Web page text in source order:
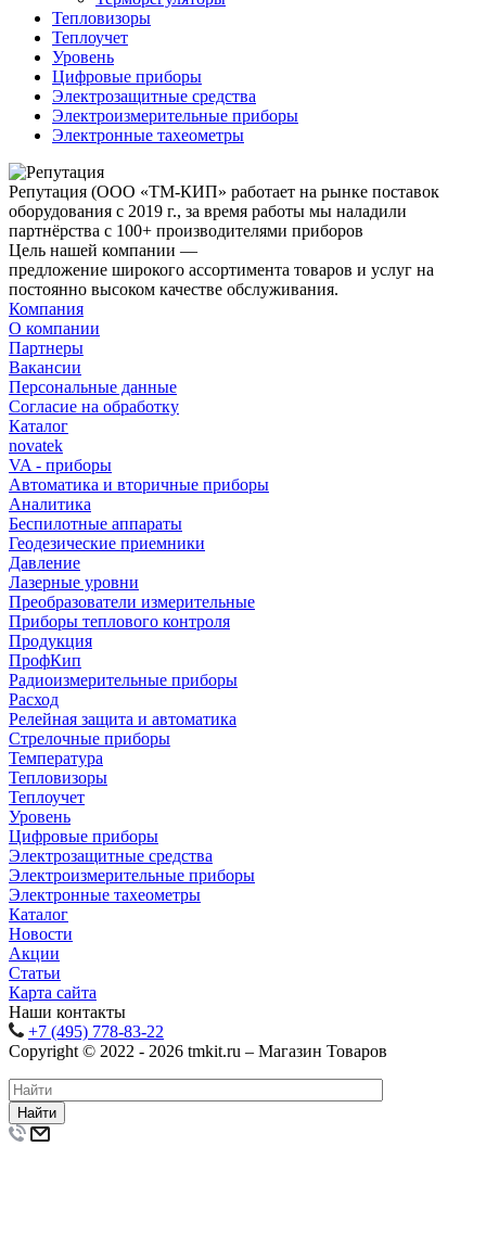
Тепловизоры
Теплоучет
Уровень
Цифровые приборы
Электрозащитные средства
Электроизмерительные приборы
Электронные тахеометры
Репутация (ООО «ТМ-КИП» работает на рынке поставок
оборудования с 2019 г., за время работы мы наладили
партнёрства с 100+ производителями приборов
Цель нашей компании —
предложение широкого ассортимента товаров и услуг на
постоянно высоком качестве обслуживания.
Компания
О компании
Партнеры
Вакансии
Персональные данные
Согласие на обработку
Каталог
novatek
VA - приборы
Автоматика и вторичные приборы
Аналитика
Беспилотные аппараты
Геодезические приемники
Давление
Лазерные уровни
Преобразователи измерительные
Приборы теплового контроля
Продукция
ПрофКип
Радиоизмерительные приборы
Расход
Релейная защита и автоматика
Стрелочные приборы
Температура
Тепловизоры
Теплоучет
Уровень
Цифровые приборы
Электрозащитные средства
Электроизмерительные приборы
Электронные тахеометры
Каталог
Новости
Акции
Статьи
Карта сайта
Наши контакты
+7 (495) 778-83-22
Copyright © 2022 - 2026 tmkit.ru – Магазин Товаров
Найти